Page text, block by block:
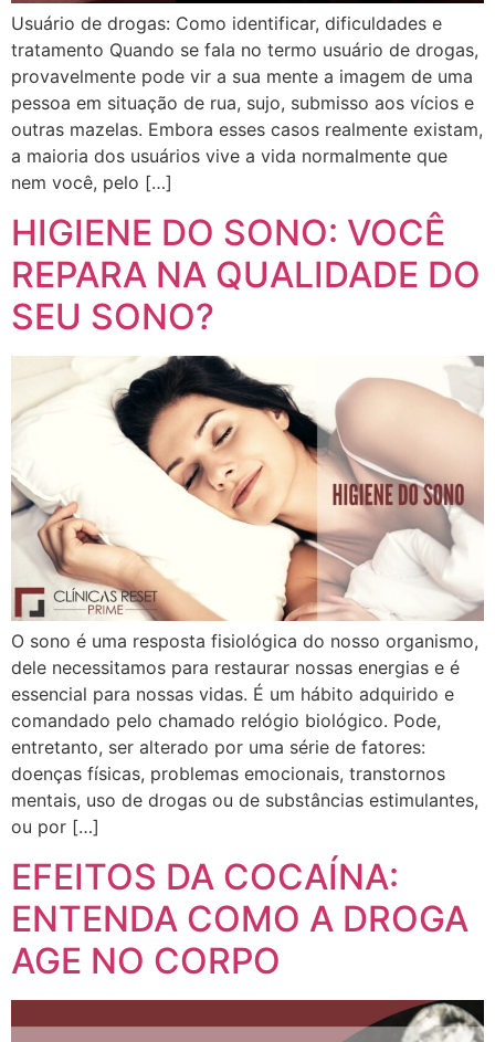
Usuário de drogas: Como identificar, dificuldades e
tratamento Quando se fala no termo usuário de drogas,
provavelmente pode vir a sua mente a imagem de uma
pessoa em situação de rua, sujo, submisso aos vícios e
outras mazelas. Embora esses casos realmente existam,
a maioria dos usuários vive a vida normalmente que
nem você, pelo […]
HIGIENE DO SONO: VOCÊ
REPARA NA QUALIDADE DO
SEU SONO?
O sono é uma resposta fisiológica do nosso organismo,
dele necessitamos para restaurar nossas energias e é
essencial para nossas vidas. É um hábito adquirido e
comandado pelo chamado relógio biológico. Pode,
entretanto, ser alterado por uma série de fatores:
doenças físicas, problemas emocionais, transtornos
mentais, uso de drogas ou de substâncias estimulantes,
ou por […]
EFEITOS DA COCAÍNA:
ENTENDA COMO A DROGA
AGE NO CORPO